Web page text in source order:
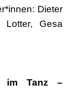
Dieter
Lotter, Gesa
Tanz –